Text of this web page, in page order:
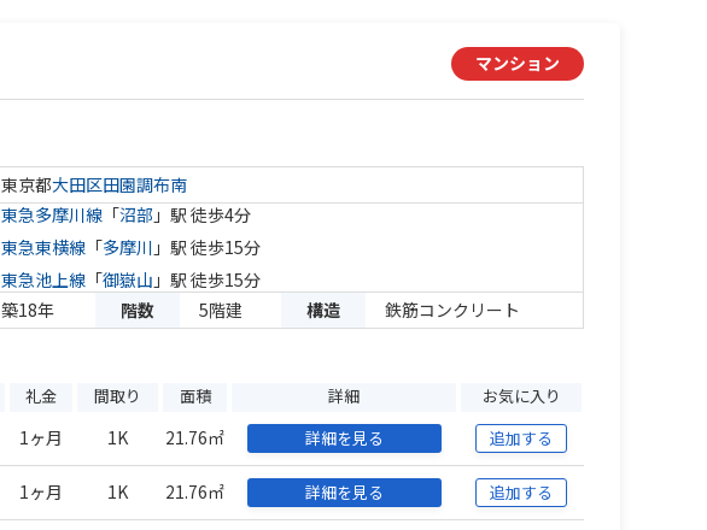
マンション
東京都大田区田園調布南
東急多摩川線 「沼部 」駅 徒歩4分
東急東横線 「多摩川 」駅 徒歩15分
東急池上線 「御嶽山 」駅 徒歩15分
築18年 階数 5階建 構造 鉄筋コンクリート
礼金 間取り 面積 詳細 お気に入り
1ヶ月 1K 21.76㎡ 詳細を見る 追加する
1ヶ月 1K 21.76㎡ 詳細を見る 追加する